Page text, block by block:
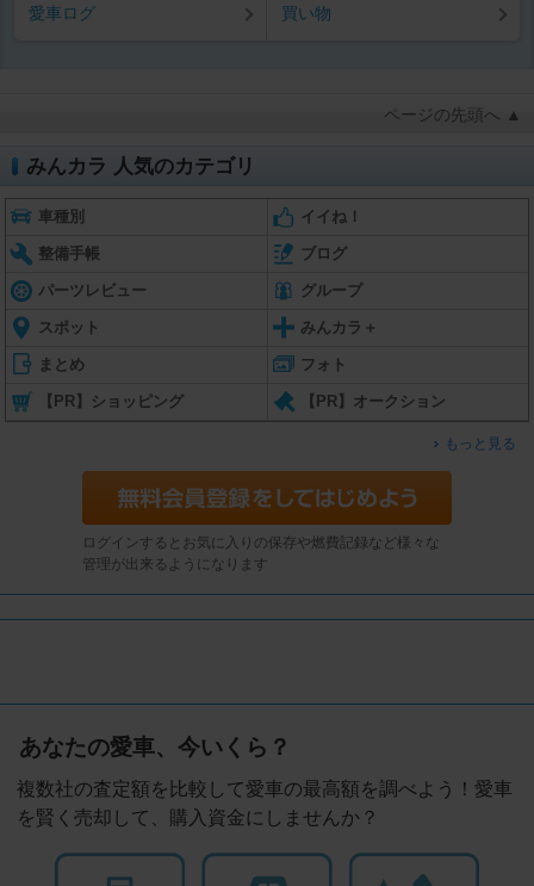
愛車ログ 買い物
ページの先頭へ ▲
みんカラ 人気のカテゴリ
車種別 イイね！
整備手帳 ブログ
パーツレビュー グループ
スポット みんカラ＋
まとめ フォト
【PR】ショッピング 【PR】オークション
もっと見る
ログインするとお気に入りの保存や燃費記録など様々な
管理が出来るようになります
あなたの愛車、今いくら？
複数社の査定額を比較して愛車の最高額を調べよう！愛車
を賢く売却して、購入資金にしませんか？